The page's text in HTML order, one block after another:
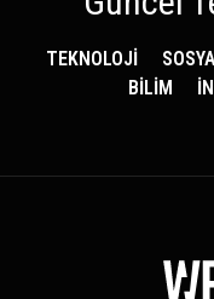
TEKNOLOJİ
BİLİM